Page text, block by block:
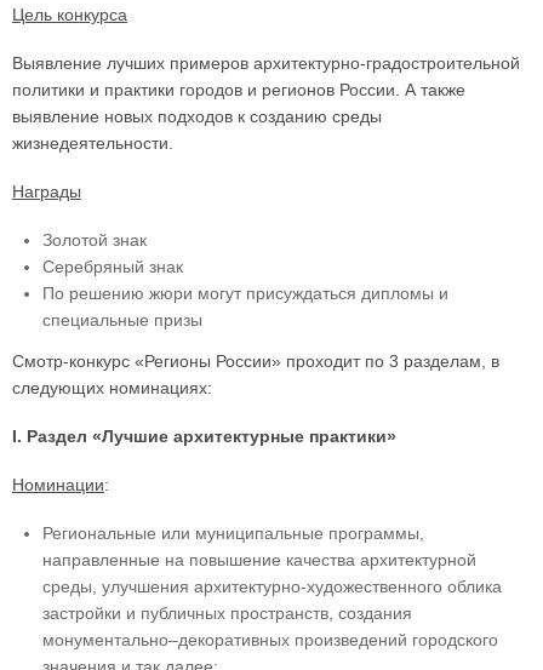
Цель конкурса
Выявление лучших примеров архитектурно-градостроительной
политики и практики городов и регионов России. А также
выявление новых подходов к созданию среды
жизнедеятельности.
Награды
Золотой знак
Серебряный знак
По решению жюри могут присуждаться дипломы и
специальные призы
Смотр-конкурс «Регионы России» проходит по 3 разделам, в
следующих номинациях:
I. Раздел «Лучшие архитектурные практики»
Номинации:
Региональные или муниципальные программы,
направленные на повышение качества архитектурной
среды, улучшения архитектурно-художественного облика
застройки и публичных пространств, создания
монументально–декоративных произведений городского